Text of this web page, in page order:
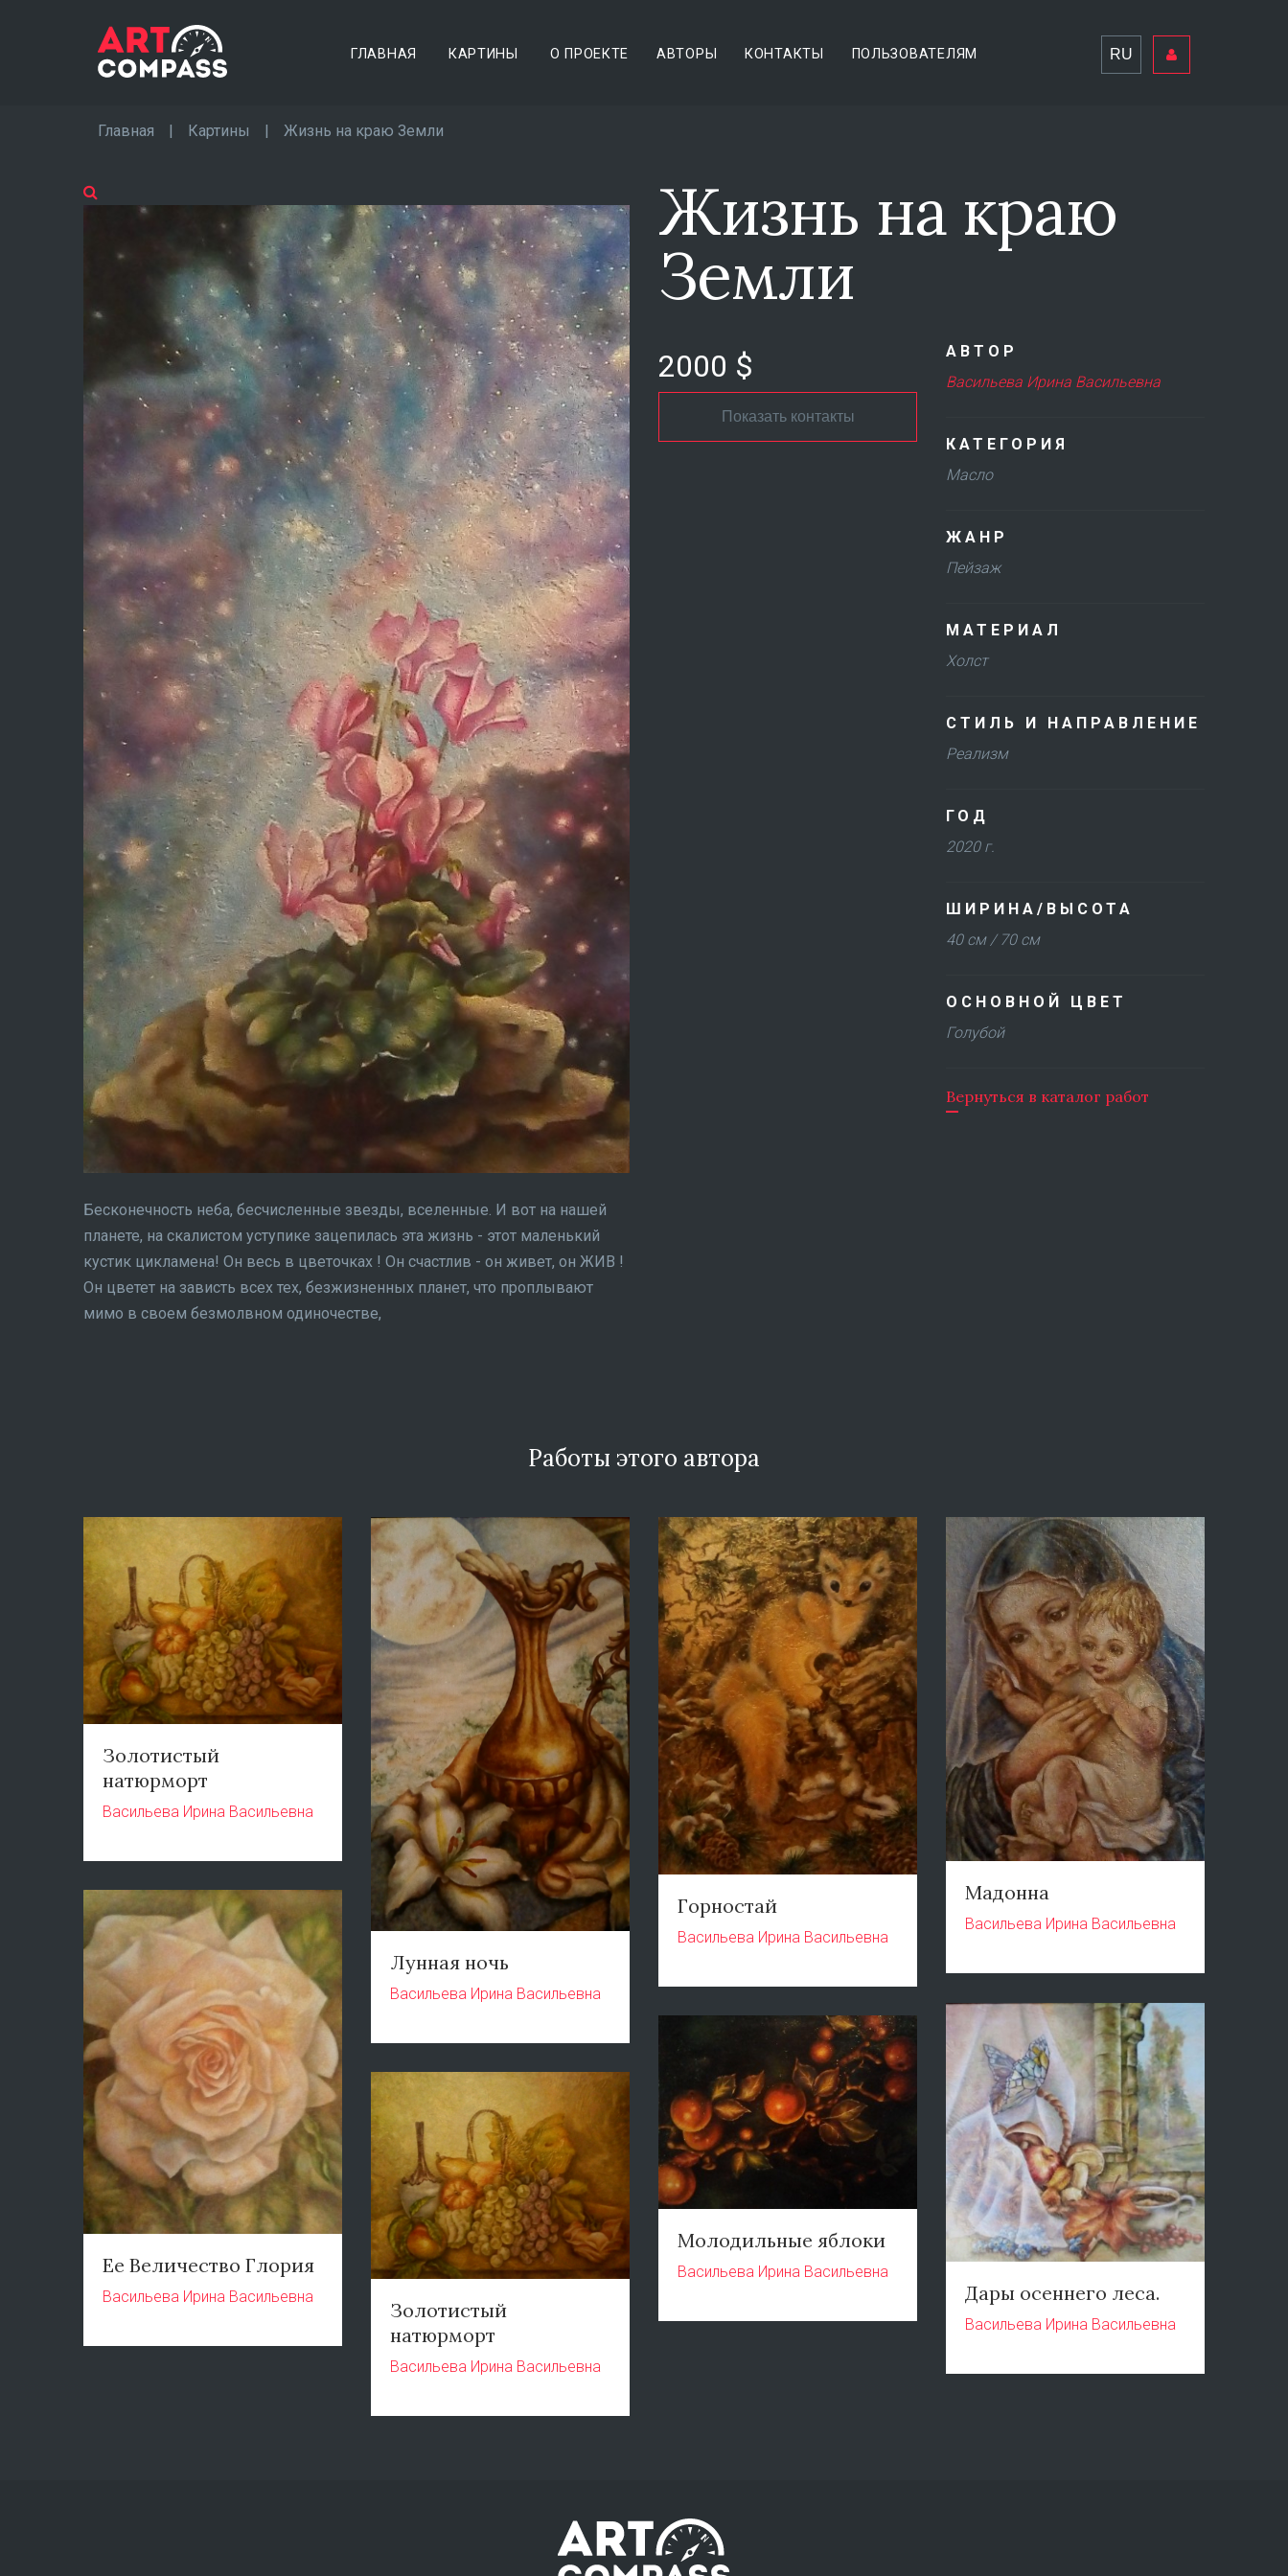
ГЛАВНАЯ КАРТИНЫ О ПРОЕКТЕ АВТОРЫ КОНТАКТЫ ПОЛЬЗОВАТЕЛЯМ RU
Главная | Картины | Жизнь на краю Земли
Бесконечность неба, бесчисленные звезды, вселенные. И вот на нашей
планете, на скалистом уступике зацепилась эта жизнь - этот маленький
кустик цикламена! Он весь в цветочках ! Он счастлив - он живет, он ЖИВ !
Он цветет на зависть всех тех, безжизненных планет, что проплывают
мимо в своем безмолвном одиночестве,
Жизнь на краю
Земли
2000 $
Показать контакты
АВТОР
Васильева Ирина Васильевна
КАТЕГОРИЯ
Масло
ЖАНР
Пейзаж
МАТЕРИАЛ
Холст
СТИЛЬ И НАПРАВЛЕНИЕ
Реализм
ГОД
2020 г.
ШИРИНА/ВЫСОТА
40 см / 70 см
ОСНОВНОЙ ЦВЕТ
Голубой
Вернуться в каталог работ
Работы этого автора
Золотистый
натюрморт
Васильева Ирина Васильевна
Лунная ночь
Васильева Ирина Васильевна
Горностай
Васильева Ирина Васильевна
Мадонна
Васильева Ирина Васильевна
Ее Величество Глория
Васильева Ирина Васильевна Дары осеннего леса.
Васильева Ирина Васильевна
Молодильные яблоки
Васильева Ирина Васильевна
Золотистый
натюрморт
Васильева Ирина Васильевна